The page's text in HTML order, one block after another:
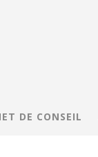
DE CONSEIL